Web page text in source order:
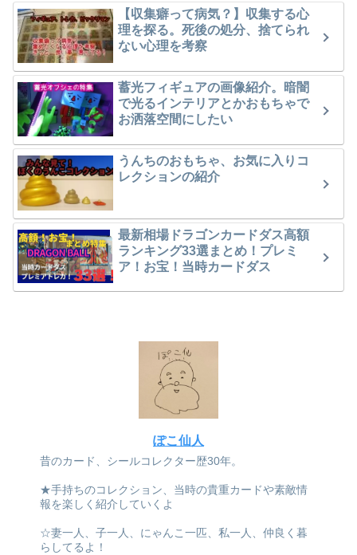
【収集癖って病気？】収集する心
理を探る。死後の処分、捨てられ
ない心理を考察
蓄光フィギュアの画像紹介。暗闇
で光るインテリアとかおもちゃで
お洒落空間にしたい
うんちのおもちゃ、お気に入りコ
レクションの紹介
最新相場ドラゴンカードダス高額
ランキング33選まとめ！プレミ
ア！お宝！当時カードダス
ぽこ仙人
昔のカード、シールコレクター歴30年。
★手持ちのコレクション、当時の貴重カードや素敵情
報を楽しく紹介していくよ
☆妻一人、子一人、にゃんこ一匹、私一人、仲良く暮
らしてるよ！